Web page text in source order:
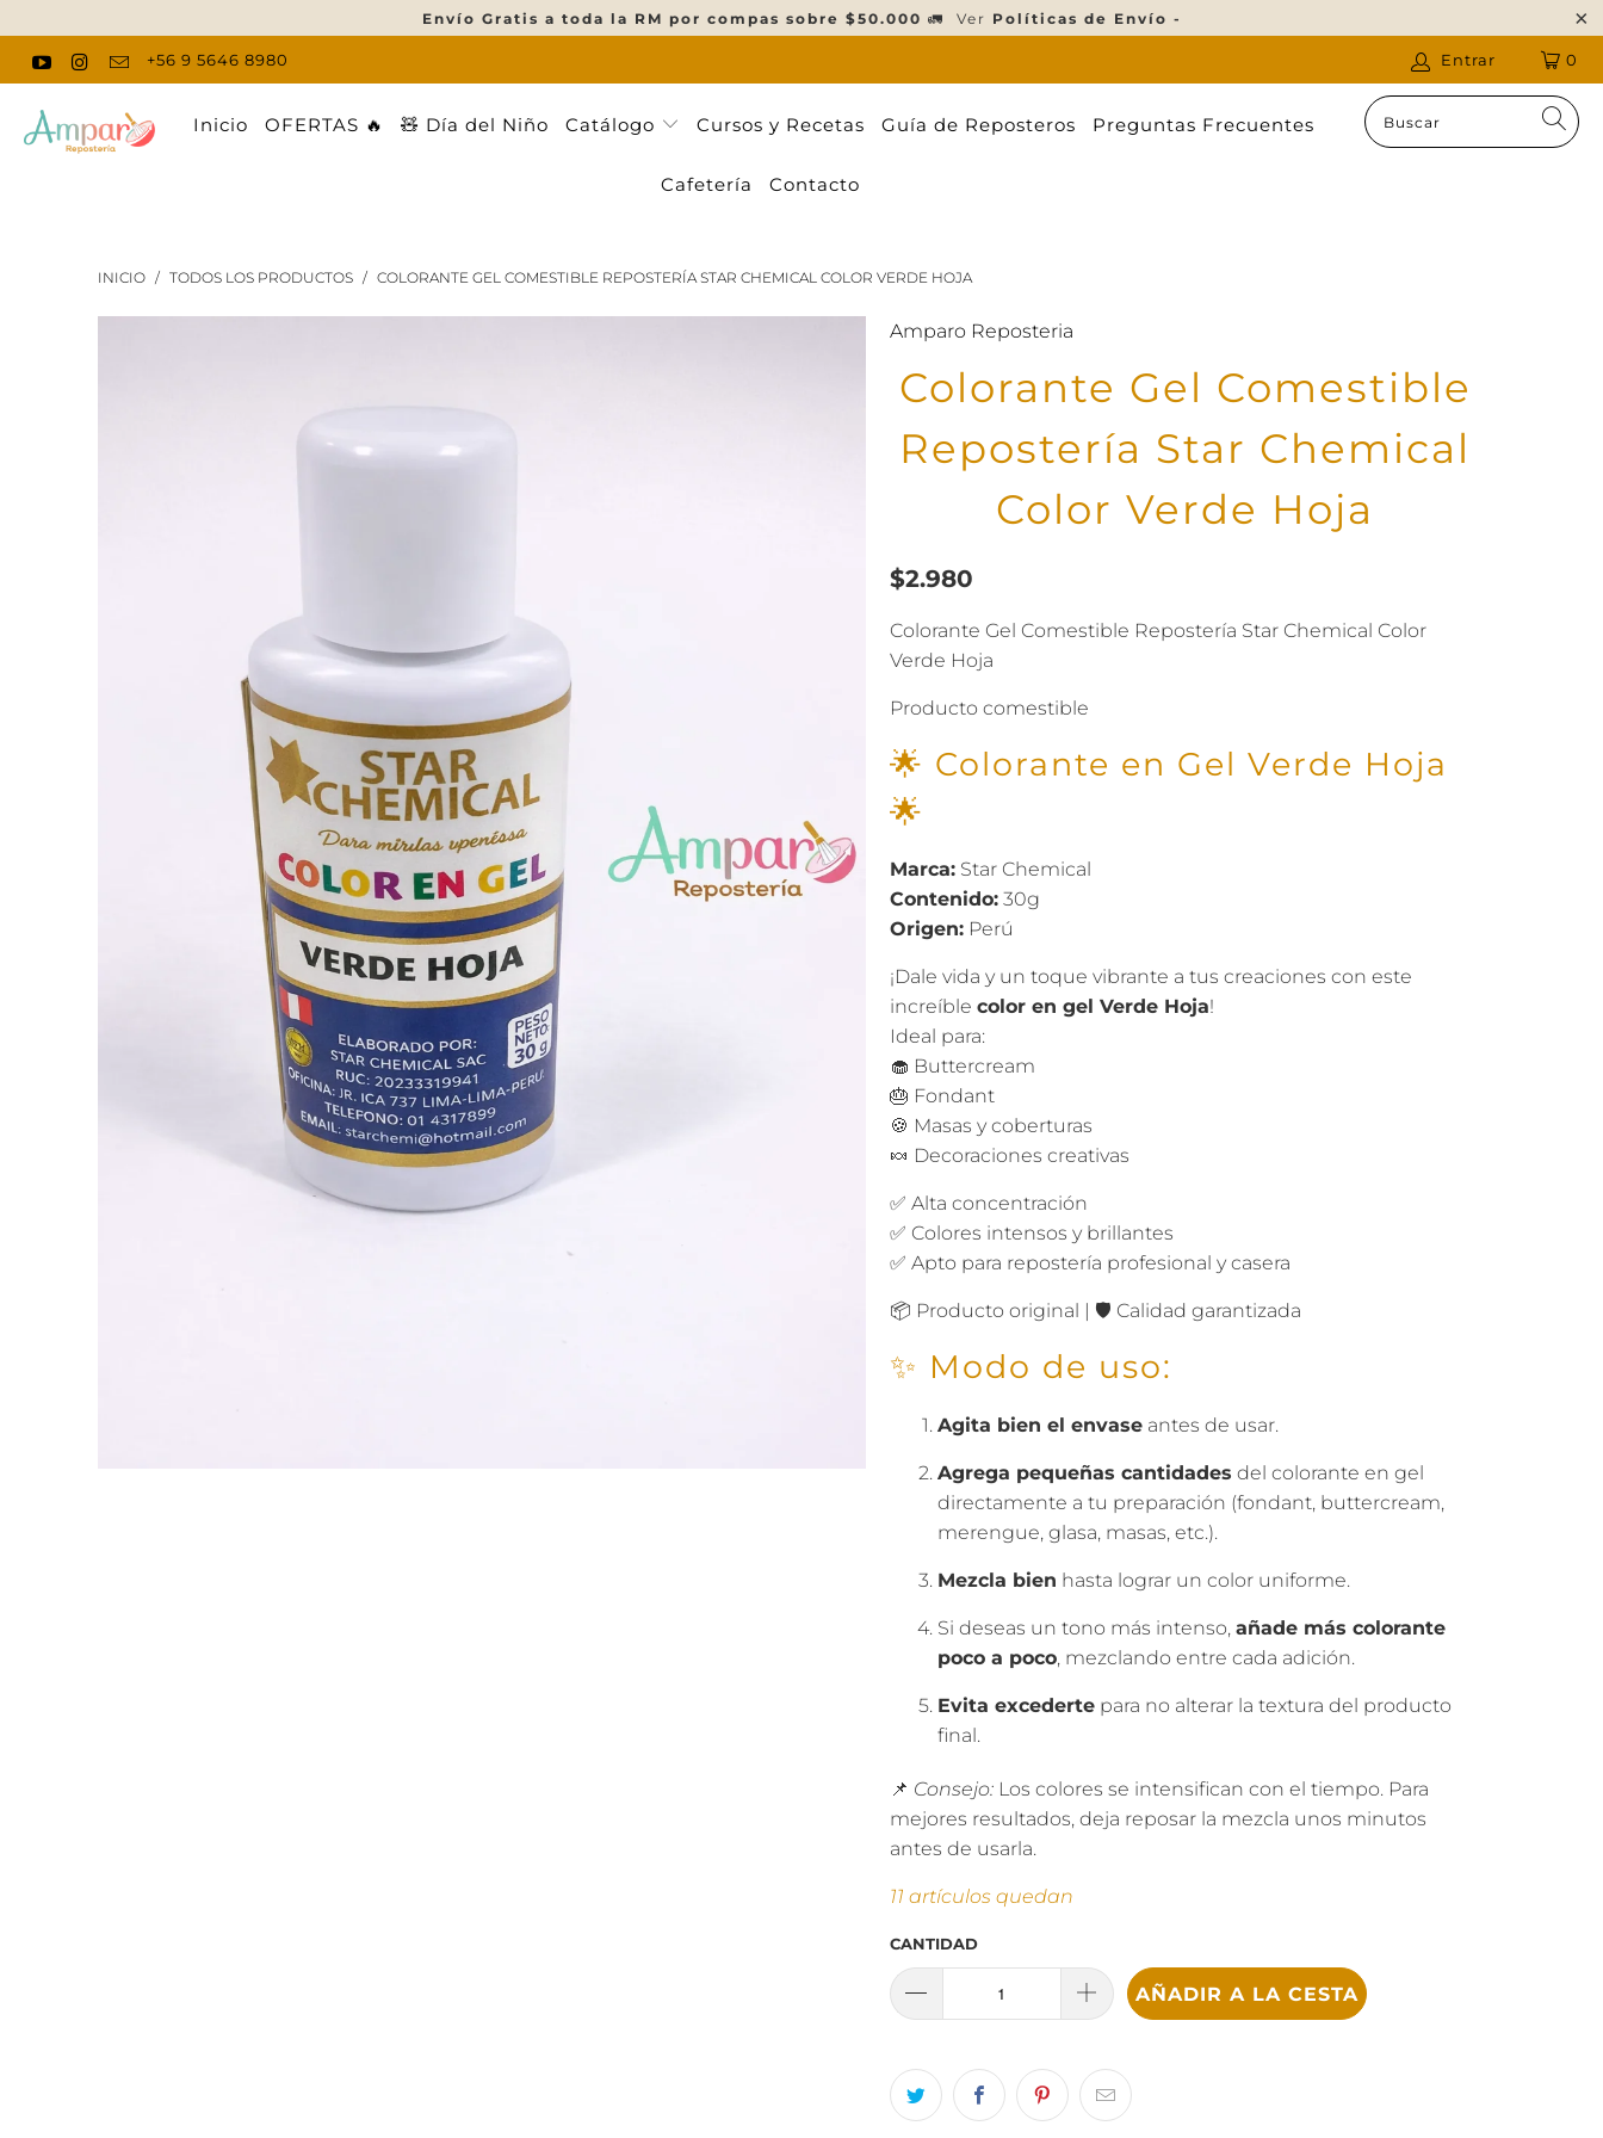
Envío Gratis a toda la RM por compas sobre $50.000 🚛 Ver Políticas de Envío -
+56 9 5646 8980 0
Entrar
Inicio OFERTAS 🔥 🧸 Día del Niño Catálogo Cursos y Recetas Guía de Reposteros Preguntas Frecuentes
Cafetería Contacto
INICIO / TODOS LOS PRODUCTOS / COLORANTE GEL COMESTIBLE REPOSTERÍA STAR CHEMICAL COLOR VERDE HOJA
Amparo Reposteria
Colorante Gel Comestible
Repostería Star Chemical
Color Verde Hoja
$2.980
Colorante Gel Comestible Repostería Star Chemical Color
Verde Hoja
Producto comestible
🌟 Colorante en Gel Verde Hoja
🌟
Marca:Star Chemical
Contenido:30g
Origen:Perú
¡Dale vida y un toque vibrante a tus creaciones con este
increíble color en gel Verde Hoja!
Ideal para:
🧁 Buttercream
🎂 Fondant
🍪 Masas y coberturas
🍬 Decoraciones creativas
✅ Alta concentración
✅ Colores intensos y brillantes
✅ Apto para repostería profesional y casera
📦 Producto original | 🛡️ Calidad garantizada
✨ Modo de uso:
Agita bien el envaseantes de usar.
Agrega pequeñas cantidades del colorante en gel
directamente a tu preparación (fondant, buttercream,
merengue, glasa, masas, etc.).
Mezcla bien hasta lograr un color uniforme.
Si deseas un tono más intenso, añade más colorante
poco a poco, mezclando entre cada adición.
Evita excedertepara no alterar la textura del producto
final.
📌 Consejo:Los colores se intensifican con el tiempo. Para
mejores resultados, deja reposar la mezcla unos minutos
antes de usarla.
11 artículos quedan
CANTIDAD
AÑADIR A LA CESTA